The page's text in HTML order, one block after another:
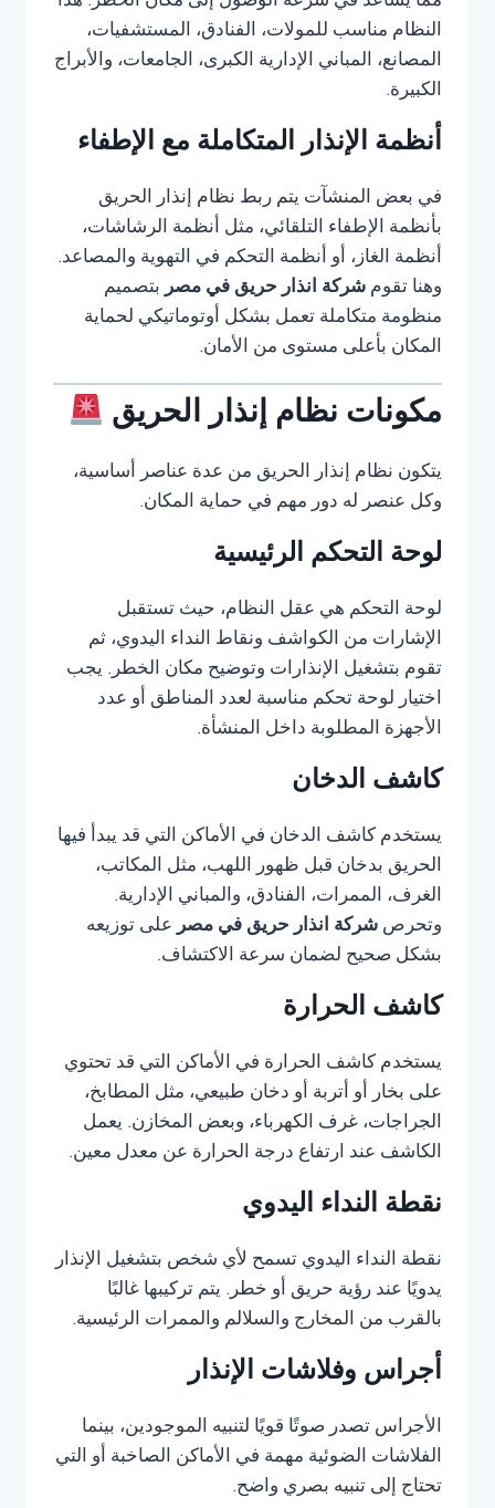
النظام مناسب للمولات، الفنادق، المستشفيات،
المصانع، المباني الإدارية الكبرى، الجامعات، والأبراج
الكبيرة.
أنظمة الإنذار المتكاملة مع الإطفاء
في بعض المنشآت يتم ربط نظام إنذار الحريق
بأنظمة الإطفاء التلقائي، مثل أنظمة الرشاشات،
أنظمة الغاز، أو أنظمة التحكم في التهوية والمصاعد.
وهنا تقوم شركة انذار حريق في مصر بتصميم
منظومة متكاملة تعمل بشكل أوتوماتيكي لحماية
المكان بأعلى مستوى من الأمان.
مكونات نظام إنذار الحريق
يتكون نظام إنذار الحريق من عدة عناصر أساسية،
وكل عنصر له دور مهم في حماية المكان.
لوحة التحكم الرئيسية
لوحة التحكم هي عقل النظام، حيث تستقبل
الإشارات من الكواشف ونقاط النداء اليدوي، ثم
تقوم بتشغيل الإنذارات وتوضيح مكان الخطر. يجب
اختيار لوحة تحكم مناسبة لعدد المناطق أو عدد
الأجهزة المطلوبة داخل المنشأة.
كاشف الدخان
يستخدم كاشف الدخان في الأماكن التي قد يبدأ فيها
الحريق بدخان قبل ظهور اللهب، مثل المكاتب،
الغرف، الممرات، الفنادق، والمباني الإدارية.
وتحرص شركة انذار حريق في مصرعلى توزيعه
بشكل صحيح لضمان سرعة الاكتشاف.
كاشف الحرارة
يستخدم كاشف الحرارة في الأماكن التي قد تحتوي
على بخار أو أتربة أو دخان طبيعي، مثل المطابخ،
الجراجات، غرف الكهرباء، وبعض المخازن. يعمل
الكاشف عند ارتفاع درجة الحرارة عن معدل معين.
نقطة النداء اليدوي
نقطة النداء اليدوي تسمح لأي شخص بتشغيل الإنذار
يدويًا عند رؤية حريق أو خطر. يتم تركيبها غالبًا
بالقرب من المخارج والسلالم والممرات الرئيسية.
أجراس وفلاشات الإنذار
الأجراس تصدر صوتًا قويًا لتنبيه الموجودين، بينما
الفلاشات الضوئية مهمة في الأماكن الصاخبة أو التي
تحتاج إلى تنبيه بصري واضح.